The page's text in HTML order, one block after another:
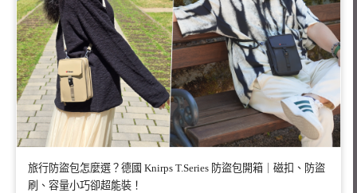
旅行防盜包怎麼選？德國 Knirps T.Series 防盜包開箱｜磁扣、防盜
刷、容量小巧卻超能裝！